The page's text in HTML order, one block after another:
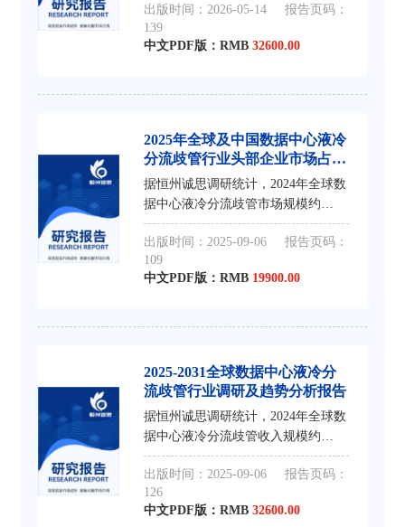
亿元，2026-2032年CAGR为8.8%。
出版时间：2026-05-14
报告页码：
139
中文PDF版：RMB32600.00
2025年全球及中国数据中心液冷
分流歧管行业头部企业市场占有
率及排名调研报告
据恒州诚思调研统计，2024年全球数
据中心液冷分流歧管市场规模约
11.13亿元，预计未来将持续保持平
稳增长的态势，到2031年市场规模将
接近21.49亿元，未来六年CAGR为
9.8%。
出版时间：2025-09-06
报告页码：
109
中文PDF版：RMB 19900.00
2025-2031全球数据中心液冷分
流歧管行业调研及趋势分析报告
据恒州诚思调研统计，2024年全球数
据中心液冷分流歧管收入规模约
11.13亿元，到2031年收入规模将接
近21.49亿元，2025-2031年CAGR为
9.8%。
出版时间：2025-09-06
报告页码：
126
中文PDF版：RMB32600.00